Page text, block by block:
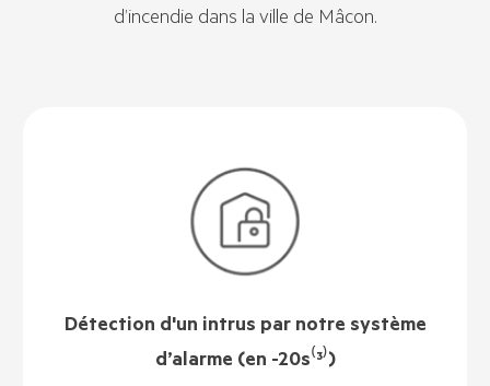
d’incendie dans la ville de Mâcon.
Détection d'un intrus par notre système
d’alarme (en -20s⁽³⁾)